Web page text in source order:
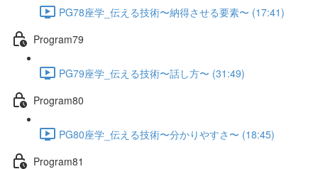
PG78座学_伝える技術〜納得させる要素〜 (17:41)
Program79
PG79座学_伝える技術〜話し方〜 (31:49)
Program80
PG80座学_伝える技術〜分かりやすさ〜 (18:45)
Program81